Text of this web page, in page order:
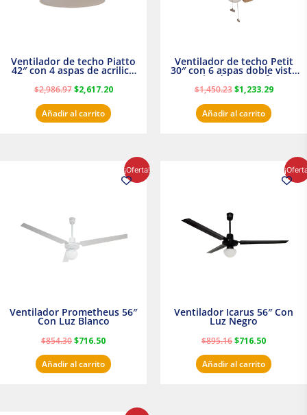
Ventilador de techo Piatto
42″ con 4 aspas de acrilico
transparente
$2,986.97 $2,617.20
Añadir al carrito
Ventilador de techo Petit
30″ con 6 aspas doble vista
Satinado Masterfan
$1,450.23 $1,233.29
Añadir al carrito
¡Oferta!
Ventilador Prometheus 56″
Con Luz Blanco
$854.30$716.50
precio
actual
Añadir al carrito
Ventilador Icarus 56″ Con
Luz Negro
$895.16$716.50
precio
actual
Añadir al carrito